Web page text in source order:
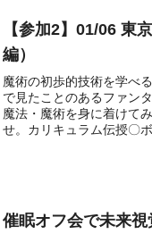
【参加2】01/06 東
編）
魔術の初歩的技術を学べ
で見たことのあるファン
魔法・魔術を身に着けて
せ。カリキュラム伝授〇
催眠オフ会で未来